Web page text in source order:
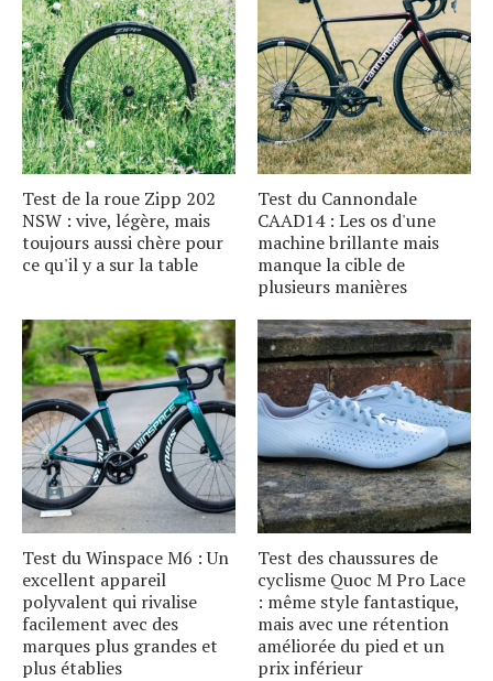
Test de la roue Zipp 202
NSW : vive, légère, mais
toujours aussi chère pour
ce qu'il y a sur la table
Test du Cannondale
CAAD14 : Les os d'une
machine brillante mais
manque la cible de
plusieurs manières
Test du Winspace M6 : Un
excellent appareil
polyvalent qui rivalise
facilement avec des
marques plus grandes et
plus établies
Test des chaussures de
cyclisme Quoc M Pro Lace
: même style fantastique,
mais avec une rétention
améliorée du pied et un
prix inférieur